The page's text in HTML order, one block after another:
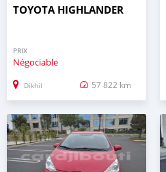
TOYOTA HIGHLANDER
PRIX
Négociable
Dikhil 57 822 km